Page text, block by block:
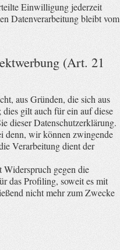
Einwilligung jederzeit
Datenverarbeitung bleibt vom
(Art. 21
aus Gründen, die sich aus
gilt auch für ein auf diese
dieser Datenschutzerklärung.
denn, wir können zwingende
Verarbeitung dient der
Widerspruch gegen die
das Profiling, soweit es mit
nicht mehr zum Zwecke